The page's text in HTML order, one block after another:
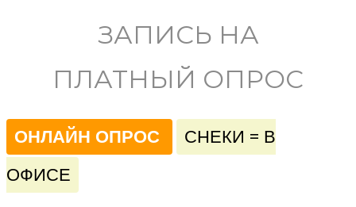
ЗАПИСЬ НА
ПЛАТНЫЙ ОПРОС
ОНЛАЙН ОПРОС
СНЕКИ = В
ОФИСЕ